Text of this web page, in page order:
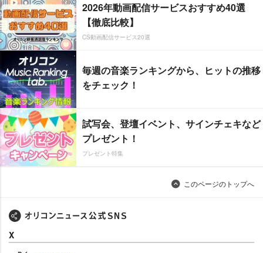
2026年動画配信サービスおすすめ40選
【徹底比較】
CS動画配信サービス20選
毎週の音楽ランキングから、ヒットの推移
をチェック！
試写会、登壇イベント、サインチェキなど
プレゼント！
プレゼント特集
このページのトップへ
X